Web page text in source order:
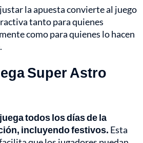
la apuesta convierte al juego
tanto para quienes
como para quienes lo hacen
Super Astro
todos los días de la
incluyendo festivos. Esta